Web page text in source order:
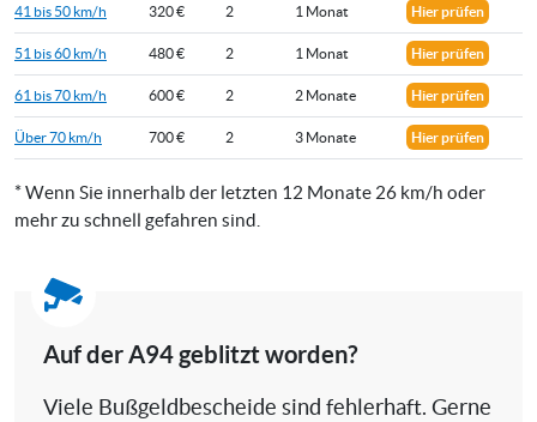
41 bis 50 km/h 320 € 2 1 Monat Hier prüfen
51 bis 60 km/h 480 € 2 1 Monat Hier prüfen
61 bis 70 km/h 600 € 2 2 Monate Hier prüfen
Über 70 km/h 700 € 2 3 Monate Hier prüfen
* Wenn Sie innerhalb der letzten 12 Monate 26 km/h oder
mehr zu schnell gefahren sind.
Auf der A94 geblitzt worden?
Viele Bußgeldbescheide sind fehlerhaft. Gerne